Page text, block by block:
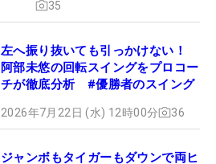
35
左へ振り抜いても引っかけない！
阿部未悠の回転スイングをプロコー
チが徹底分析 #優勝者のスイング
2026年7月22日 (水) 12時00分 36
ジャンボもタイガーもダウンで両ヒ